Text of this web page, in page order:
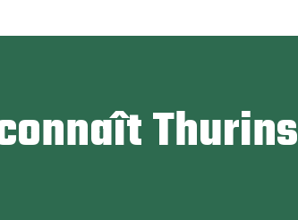
Thurins